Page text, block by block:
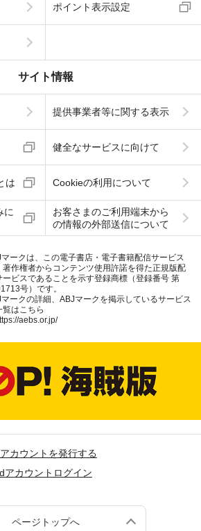
ポイント表示設定
サイト情報
提供事業者等に関する表示
健全なサービスに向けて
は Cookieの利用について
に
お客さまのご利用端末から
の情報の外部送信について
ークは、この電子書店・電子書籍配信サービス
著作権者からコンテンツ使用許諾を得た正規版配
ービスであることを示す登録商標（登録番号 第
号）です。
ークの詳細、ABJマークを掲示しているサービス
覧はこちら
aebs.or.jp/
カウントを発行する
dアカウントログイン
ページトップへ